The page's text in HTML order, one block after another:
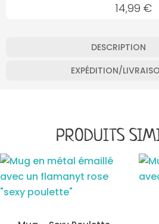
14,99 €
DESCRIPTION
EXPÉDITION/
PRODUITS